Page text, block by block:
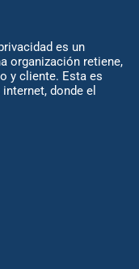
es un
organización retiene,
y cliente. Esta es
donde el